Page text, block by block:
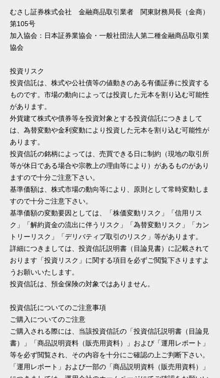
むさし証券株式会社 金融商品取引業者 関東財務局長（金商）
第105号
加入協会：日本証券業協会・一般社団法人第二種金融商品取引業
協会
投資リスク
投資信託は、株式や公社債等の値動きのある有価証券に投資する
ものです。市場の動向によっては投資した元本を割り込む可能性
があります。
外貨建て株式や債券等を投資対象とする投資信託につきまして
は、為替変動や金利変動により投資した元本を割り込む可能性が
あります。
投資信託の銘柄によっては、売買できる日に制約（現地の取引所
等が休日である場合や宗教上の理由等により）があるものがあり
ますので十分ご注意下さい。
基準価額は、株式市場の動向等により、原則として常時変動しま
すので十分ご注意下さい。
基準価額の変動要因としては、「株価変動リスク」「信用リス
ク」「解約資金の流出に伴うリスク」「為替変動リスク」「カン
トリーリスク」「デリバティブ取引のリスク」等があります。
詳細につきましては、投資信託説明書（目論見書）に記載されて
おります「投資リスク」に関する項目を必ずご閲覧下さりますよ
うお願いいたします。
投資信託は、預金保険の対象ではありません。
投資信託についてのご注意事項
ご購入についてのご注意
ご購入される際には、当該投資信託の「投資信託説明書（目論見
書）」「商品説明資料（販売用資料）」および「運用レポート」
等を必ず閲覧され、その内容を十分にご確認の上ご判断下さい。
「運用レポート」および一部の「商品説明資料（販売用資料）」